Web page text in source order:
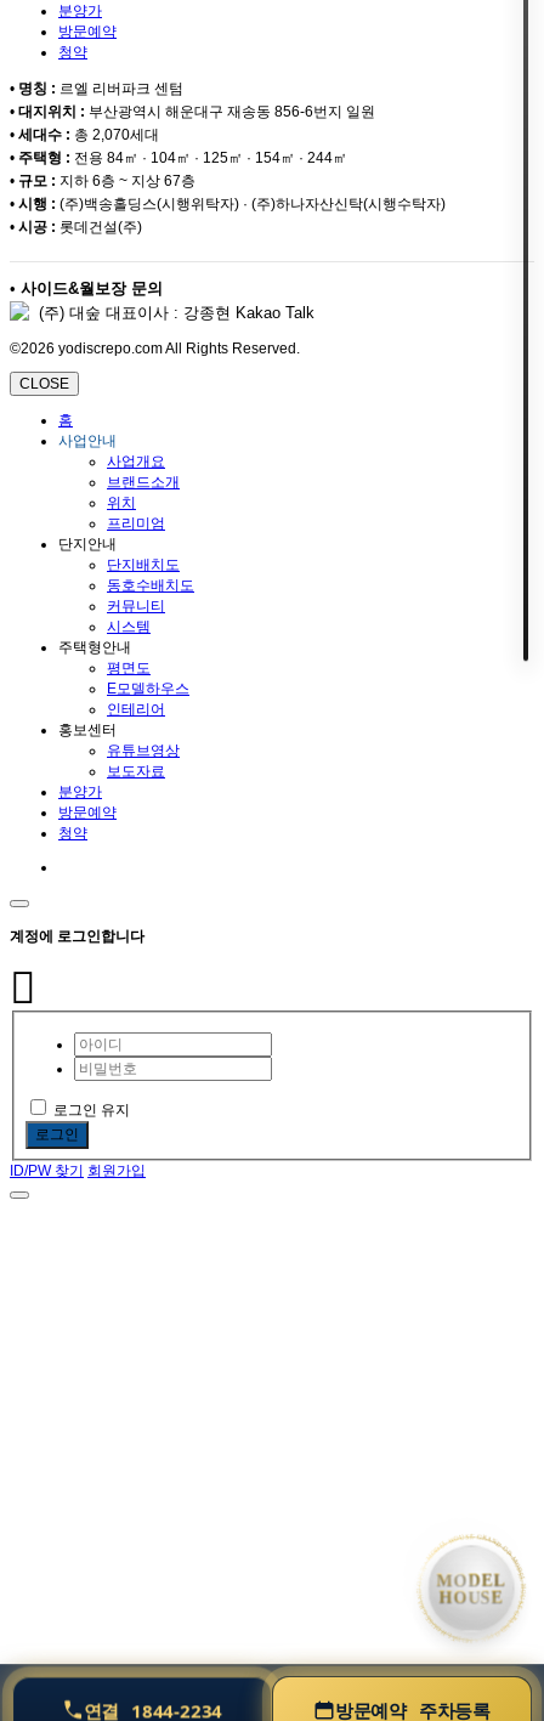
분양가
방문예약
청약
• 명칭 : 르엘 리버파크 센텀
• 대지위치 : 부산광역시 해운대구 재송동 856-6번지 일원
• 세대수 : 총 2,070세대
• 주택형 : 전용 84㎡ · 104㎡ · 125㎡ · 154㎡ · 244㎡
• 규모 : 지하 6층 ~ 지상 67층
• 시행 : (주)백송홀딩스(시행위탁자) · (주)하나자산신탁(시행수탁자)
• 시공 : 롯데건설(주)
• 사이드&월보장 문의
(주) 대숲 대표이사 : 강종현 Kakao Talk
©2026 yodiscrepo.com All Rights Reserved.
CLOSE
홈
사업안내
사업개요
브랜드소개
위치
프리미엄
단지안내
단지배치도
동호수배치도
커뮤니티
시스템
주택형안내
평면도
E모델하우스
인테리어
홍보센터
유튜브영상
보도자료
분양가
방문예약
청약
계정에 로그인합니다
로그인 유지
로그인
ID/PW 찾기 회원가입
• MODEL HOUSE GRAND OPEN • MODEL HOUSE GRAND OPEN •
MODEL
HOUSE
연결 1844-2234 방문예약 주차등록